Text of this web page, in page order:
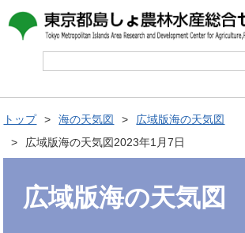
トップ 海の天気図
広域版海の天気図
広域版海の天気図2023年1月7日
広域版海の天気図